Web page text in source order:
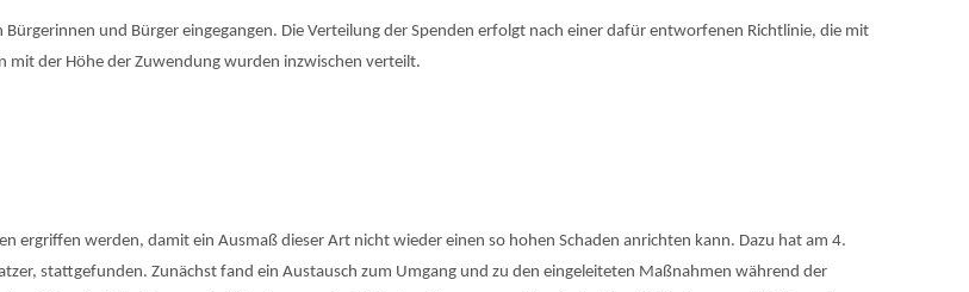
und Bürger eingegangen. Die Verteilung der Spenden erfolgt nach einer dafür entworfenen Richtlinie, die mit
der Höhe der Zuwendung wurden inzwischen verteilt.
ergriffen werden, damit ein Ausmaß dieser Art nicht wieder einen so hohen Schaden anrichten kann. Dazu hat am 4.
stattgefunden. Zunächst fand ein Austausch zum Umgang und zu den eingeleiteten Maßnahmen während der